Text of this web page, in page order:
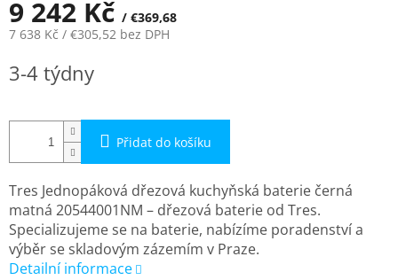
9 242 Kč / €369,68
7 638 Kč / €305,52 bez DPH
cena:
3-4 týdny
Přidat do košíku
Tres Jednopáková dřezová kuchyňská baterie černá
matná 20544001NM – dřezová baterie od Tres.
Specializujeme se na baterie, nabízíme poradenství a
výběr se skladovým zázemím v Praze.
Detailní informace